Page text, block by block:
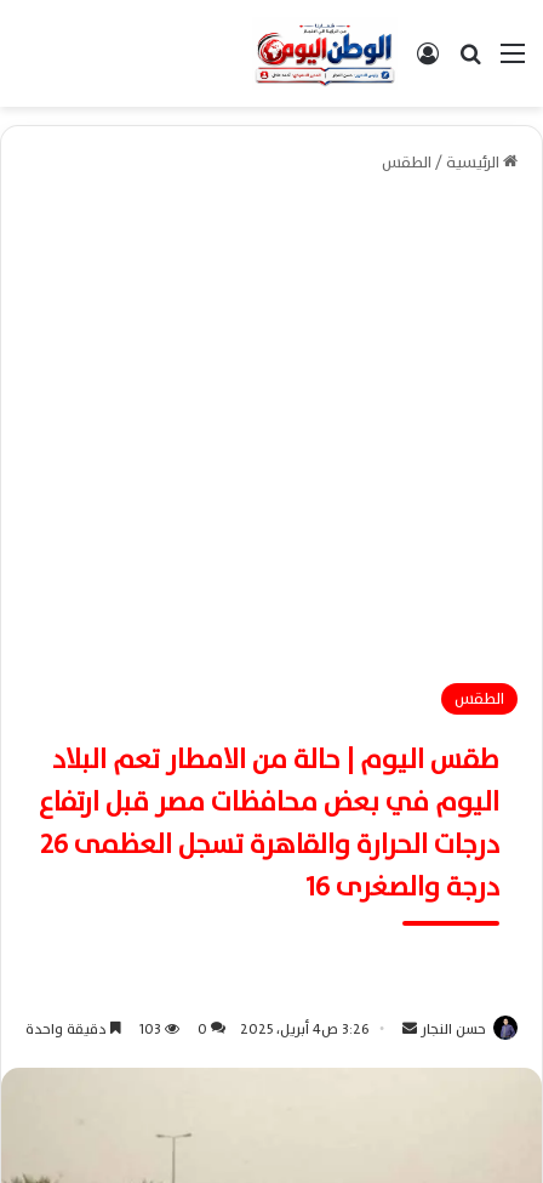
القائمةبحث عن تسجيل الدخول
الرئيسية/الطقس
الطقس
طقس اليوم | حالة من الامطار تعم البلاد
اليوم في بعض محافظات مصر قبل ارتفاع
درجات الحرارة والقاهرة تسجل العظمى 26
درجة والصغرى 16
حسن النجار 3:26 ص4 أبريل، 2025 0
103 دقيقة واحدة